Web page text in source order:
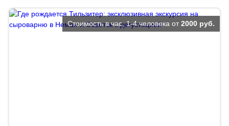
Стоимость в час, 1-4 человека от 2000 руб.